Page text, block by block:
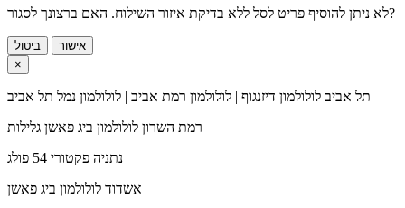
לא ניתן להוסיף פריט לסל ללא בדיקת איזור השילוח. האם ברצונך לסגור?
ביטול
אישור
×
תל אביב לולולמון דיזנגוף | לולולמון רמת אביב | לולולמון נמל תל אביב
רמת השרון לולולמון ביג פאשן גלילות
נתניה פקטורי 54 פולג
אשדוד לולולמון ביג פאשן